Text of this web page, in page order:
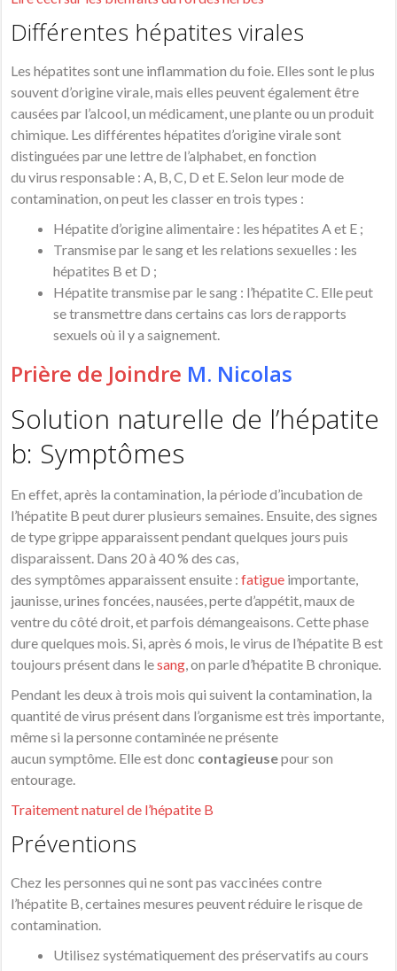
Différentes hépatites virales
Les hépatites sont une inflammation du foie. Elles sont le plus
souvent d’origine virale, mais elles peuvent également être
causées par l’alcool , un médicament, une plante ou un produit
chimique. Les différentes hépatites d’origine virale sont
distinguées par une lettre de l’alphabet, en fonction
duvirus responsable : A, B, C, D et E. Selon leur mode de
contamination, on peut les classer en trois types :
Hépatite d’origine alimentaire : les hépatites A et E ;
Transmise par le sang et les relations sexuelles : les
hépatites B et D ;
Hépatite transmise par le sang : l’hépatite C. Elle peut
se transmettre dans certains cas lors de rapports
sexuels où il y a saignement.
Prière de Joindre M. Nicolas
Solution naturelle de l’hépatite
b: Symptômes
En effet, après la contamination, la période d’incubation de
l’hépatite B peut durer plusieurs semaines. Ensuite, des signes
de type grippe apparaissent pendant quelques jours puis
disparaissent. Dans 20 à 40 % des cas,
dessymptômes apparaissent ensuite :fatigue importante,
jaunisse, urines foncées, nausées, perte d’appétit, maux de
ventre du côté droit, et parfois démangeaisons. Cette phase
dure quelques mois. Si, après 6 mois, levirus de l’hépatite B est
toujours présent dans lesang , on parle d’hépatite B chronique.
Pendant les deux à trois mois qui suivent la contamination, la
quantité devirus présent dans l’organisme est très importante,
même si la personne contaminée ne présente
aucunsymptôme . Elle est donc contagieusepour son
entourage.
Traitement naturel de l’hépatite B
Préventions
Chez les personnes qui ne sont pas vaccinées contre
l’hépatite B, certaines mesures peuvent réduire le risque de
contamination.
Utilisez systématiquement des préservatifs au cours